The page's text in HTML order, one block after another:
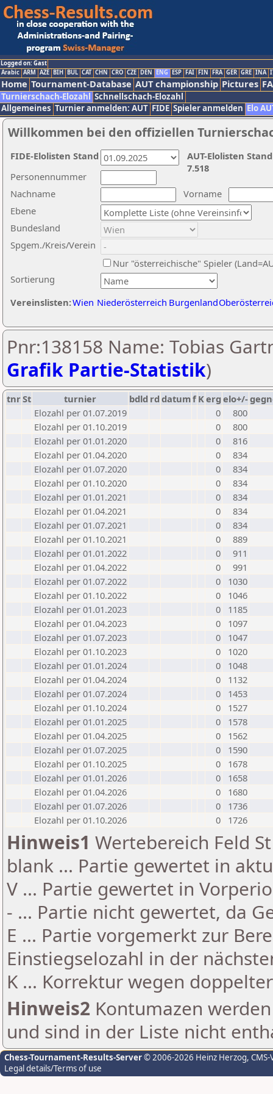
Logged on: Gast
Arabic ARM AZE BIH BUL CAT CHN CRO CZE DEN ENG ESP FAI FIN FRA GER GRE INA
Home Tournament-Database AUT championship Pictures
Turnierschach-Elozahl Schnellschach-Elozahl
Allgemeines Turnier anmelden: AUT FIDE Spieler anmelden Elo
Willkommen bei den offiziellen
Nachname
Vorname
Ebene
Sortierung
Personennummer
Bundesland
Spgem./Kreis/Verein
Nur "österreichische" Spieler
Vereinslisten:Wien Niederösterreich Burgenland
AUT-Elolisten
7.518
FIDE-Elolisten Stand
Pnr:138158 Name: Tobias
Grafik Partie-Statistik)
tnrSt turnier bdld rd datumf Kerg elo+/-
Elozahl per 01.07.2019
0
800
Elozahl per 01.10.2019
0
800
Elozahl per 01.01.2020
0
816
Elozahl per 01.04.2020
0
834
Elozahl per 01.07.2020
0
834
Elozahl per 01.10.2020
0
834
Elozahl per 01.01.2021
0
834
Elozahl per 01.04.2021
0
834
Elozahl per 01.07.2021
0
834
Elozahl per 01.10.2021
0
889
Elozahl per 01.01.2022
0
911
Elozahl per 01.04.2022
0
991
Elozahl per 01.07.2022
0
1030
Elozahl per 01.10.2022
0
1046
Elozahl per 01.01.2023
0
1185
Elozahl per 01.04.2023
0
1097
Elozahl per 01.07.2023
0
1047
Elozahl per 01.10.2023
0
1020
Elozahl per 01.01.2024
0
1048
Elozahl per 01.04.2024
0
1132
Elozahl per 01.07.2024
0
1453
Elozahl per 01.10.2024
0
1527
Elozahl per 01.01.2025
0
1578
Elozahl per 01.04.2025
0
1562
Elozahl per 01.07.2025
0
1590
Elozahl per 01.10.2025
0
1678
Elozahl per 01.01.2026
0
1658
Elozahl per 01.04.2026
0
1680
Elozahl per 01.07.2026
0
1736
Elozahl per 01.10.2026
0 1726
Hinweis1 Wertebereich Feld
blank ... Partie gewertet in
V ... Partie gewertet in
- ... Partie nicht gewertet, da
E ... Partie vorgemerkt zur
Einstiegselozahl in der
K ... Korrektur wegen
Hinweis2 Kontumazen
und sind in der Liste nicht
Chess-Tournament-Results-Server© 2006-2026 Heinz Herzog,
Legal details/Terms of use